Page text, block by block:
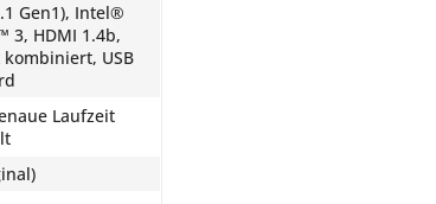
Gen1), Intel®
3, HDMI 1.4b,
USB
Laufzeit